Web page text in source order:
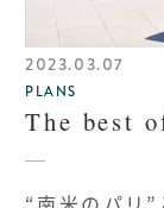
2023.03.07
PLANS
The best
“南米のパリ